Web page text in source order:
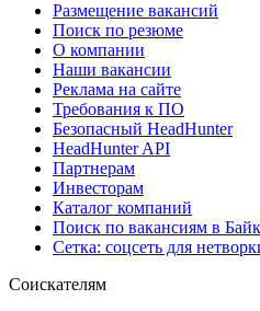
Размещение вакансий
Поиск по резюме
О компании
Наши вакансии
Реклама на сайте
Требования к ПО
Безопасный HeadHunter
HeadHunter API
Партнерам
Инвесторам
Каталог компаний
Поиск по вакансиям в
Сетка: соцсеть для
Соискателям